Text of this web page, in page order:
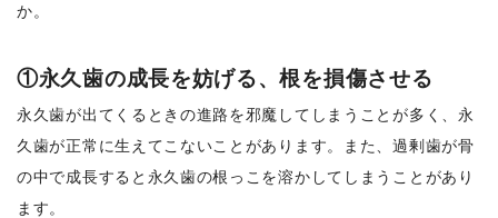
か。
①永久歯の成長を妨げる、根を損傷させる
永久歯が出てくるときの進路を邪魔してしまうことが多く、永
久歯が正常に生えてこないことがあります。また、過剰歯が骨
の中で成長すると永久歯の根っこを溶かしてしまうことがあり
ます。